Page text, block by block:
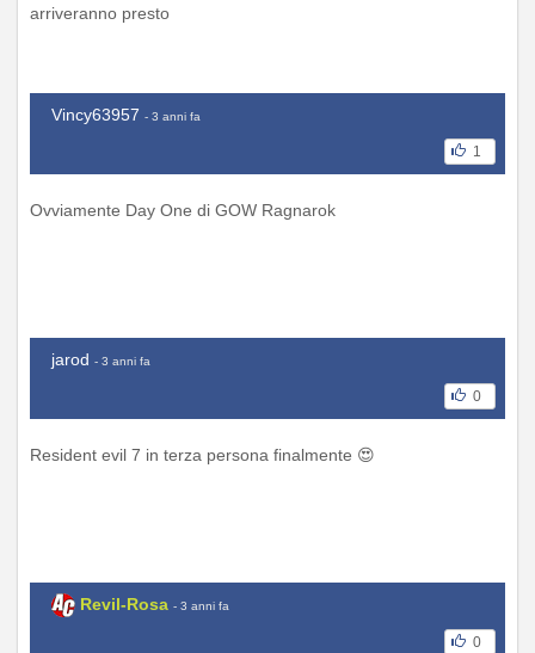
arriveranno presto
Vincy63957 - 3 anni fa
1
Ovviamente Day One di GOW Ragnarok
jarod - 3 anni fa
0
Resident evil 7 in terza persona finalmente 😍
Revil-Rosa - 3 anni fa
0